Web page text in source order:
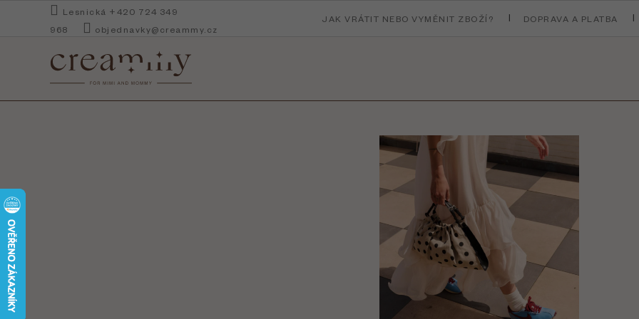
Lesnická +420 724 349
968
objednavky@creammy.cz
JAK VRÁTIT NEBO VYMĚNIT ZBOŽÍ? DOPRAVA A PLATBA